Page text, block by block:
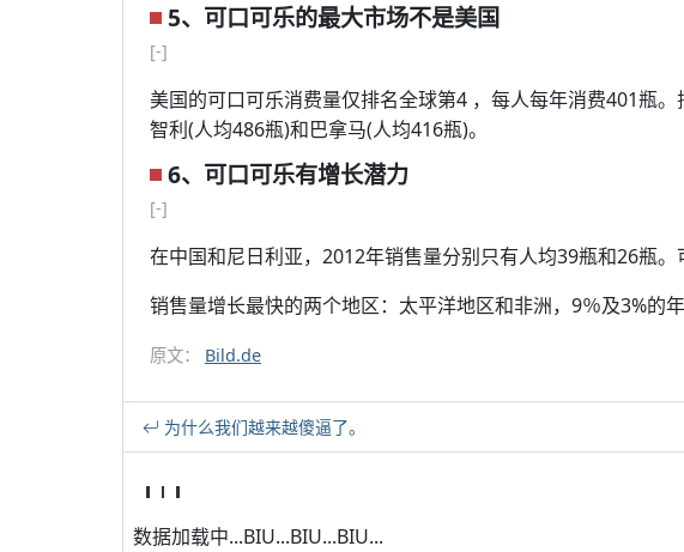
5、可口可乐的最大市场不是美国
[-]
美国的可口可乐消费量仅排名全球第4 ，每人每年消费401瓶。
智利(人均486瓶)和巴拿马(人均416瓶)。
6、可口可乐有增长潜力
[-]
在中国和尼日利亚，2012年销售量分别只有人均39瓶和26瓶。
销售量增长最快的两个地区：太平洋地区和非洲，9％及3%的年
原文： Bild.de
为什么我们越来越傻逼了。
数据加载中...BIU...BIU...BIU...